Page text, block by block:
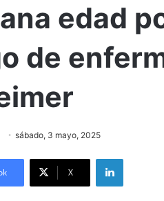
edad
de
sábado, 3 mayo, 2025
X
LinkedIn